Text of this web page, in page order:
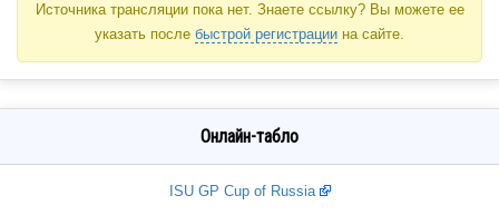
Источника трансляции пока нет. Знаете ссылку? Вы можете ее
указать после быстрой регистрации на сайте.
Онлайн-табло
ISU GP Cup of Russia